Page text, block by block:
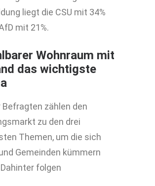
liegt die CSU mit 34%
mit 21%.
Wohnraum mit
das wichtigste
Befragten zählen den
zu den drei
Themen, um die sich
Gemeinden kümmern
folgen